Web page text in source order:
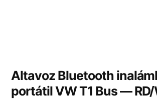
Altavoz Bluetooth
portátil VW T1 Bus — RD/